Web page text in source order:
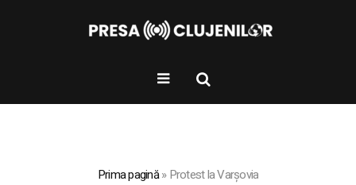
Prima pagină»Protest la Varşovia